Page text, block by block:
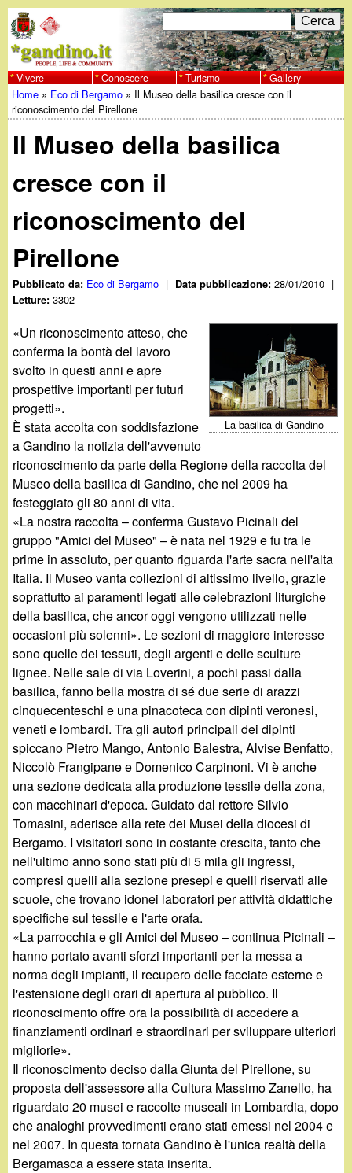
al
contenuto
principale
w
w
w
g
a
n
d
i
n
o
.
i
t
F
o
r
m
d
i
r
c
e
r
a
C
e
r
c
a
Vivere Conoscere Turismo Gallery
Tu
sei
qui
Home » Eco di Bergamo » Il Museo della basilica cresce con il
riconoscimento del Pirellone
Il Museo della basilica
cresce con il
riconoscimento del
Pirellone
Pubblicato da: Eco di Bergamo | Data pubblicazione:28/01/2010 |
Letture:3302
La basilica di Gandino
«Un riconoscimento atteso, che
conferma la bontà del lavoro
svolto in questi anni e apre
prospettive importanti per futuri
progetti».
È stata accolta con soddisfazione
a Gandino la notizia dell'avvenuto
riconoscimento da parte della Regione della raccolta del
Museo della basilica di Gandino, che nel 2009 ha
festeggiato gli 80 anni di vita.
«La nostra raccolta – conferma Gustavo Picinali del
gruppo "Amici del Museo" – è nata nel 1929 e fu tra le
prime in assoluto, per quanto riguarda l'arte sacra nell'alta
Italia. Il Museo vanta collezioni di altissimo livello, grazie
soprattutto ai paramenti legati alle celebrazioni liturgiche
della basilica, che ancor oggi vengono utilizzati nelle
occasioni più solenni». Le sezioni di maggiore interesse
sono quelle dei tessuti, degli argenti e delle sculture
lignee. Nelle sale di via Loverini, a pochi passi dalla
basilica, fanno bella mostra di sé due serie di arazzi
cinquecenteschi e una pinacoteca con dipinti veronesi,
veneti e lombardi. Tra gli autori principali dei dipinti
spiccano Pietro Mango, Antonio Balestra, Alvise Benfatto,
Niccolò Frangipane e Domenico Carpinoni. Vi è anche
una sezione dedicata alla produzione tessile della zona,
con macchinari d'epoca. Guidato dal rettore Silvio
Tomasini, aderisce alla rete dei Musei della diocesi di
Bergamo. I visitatori sono in costante crescita, tanto che
nell'ultimo anno sono stati più di 5 mila gli ingressi,
compresi quelli alla sezione presepi e quelli riservati alle
scuole, che trovano idonei laboratori per attività didattiche
specifiche sul tessile e l'arte orafa.
«La parrocchia e gli Amici del Museo – continua Picinali –
hanno portato avanti sforzi importanti per la messa a
norma degli impianti, il recupero delle facciate esterne e
l'estensione degli orari di apertura al pubblico. Il
riconoscimento offre ora la possibilità di accedere a
finanziamenti ordinari e straordinari per sviluppare ulteriori
migliorie».
Il riconoscimento deciso dalla Giunta del Pirellone, su
proposta dell'assessore alla Cultura Massimo Zanello, ha
riguardato 20 musei e raccolte museali in Lombardia, dopo
che analoghi provvedimenti erano stati emessi nel 2004 e
nel 2007. In questa tornata Gandino è l'unica realtà della
Bergamasca a essere stata inserita.